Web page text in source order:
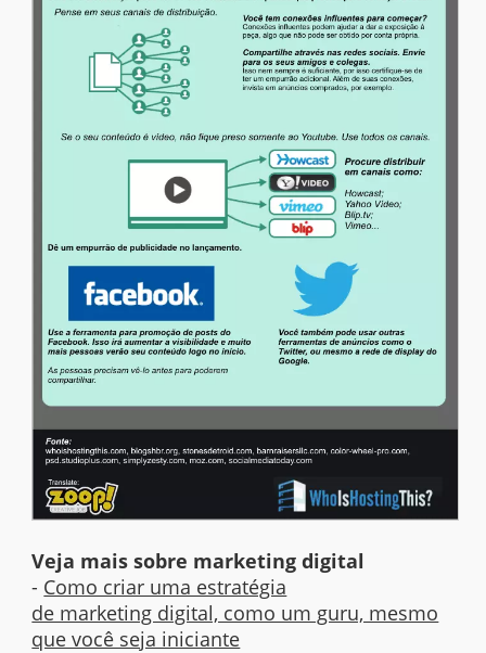
Veja mais sobre marketing digital
- Como criar uma estratégia
de marketing digital, como um guru, mesmo
que você seja iniciante